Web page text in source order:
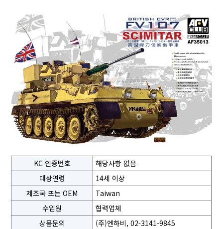
KC 인증번호
해당사항 없음
대상연령
14세 이상
제조국 또는 OEM
Taiwan
수입원
협력업체
상품문의
(주)엔하비, 02-3141-9845